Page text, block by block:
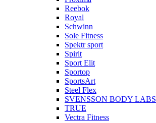
Reebok
Royal
Schwinn
Sole Fitness
Spektr sport
Spirit
Sport Elit
Sportop
SportsArt
Steel Flex
SVENSSON BODY LABS
TRUE
Vectra Fitness